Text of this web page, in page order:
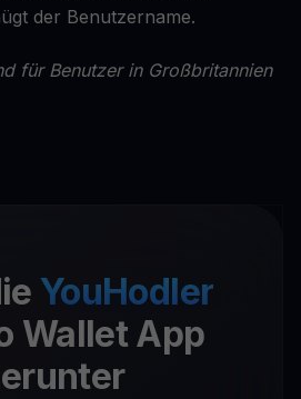
der Benutzername.
für Benutzer in Großbritannien
YouHodler
Wallet App